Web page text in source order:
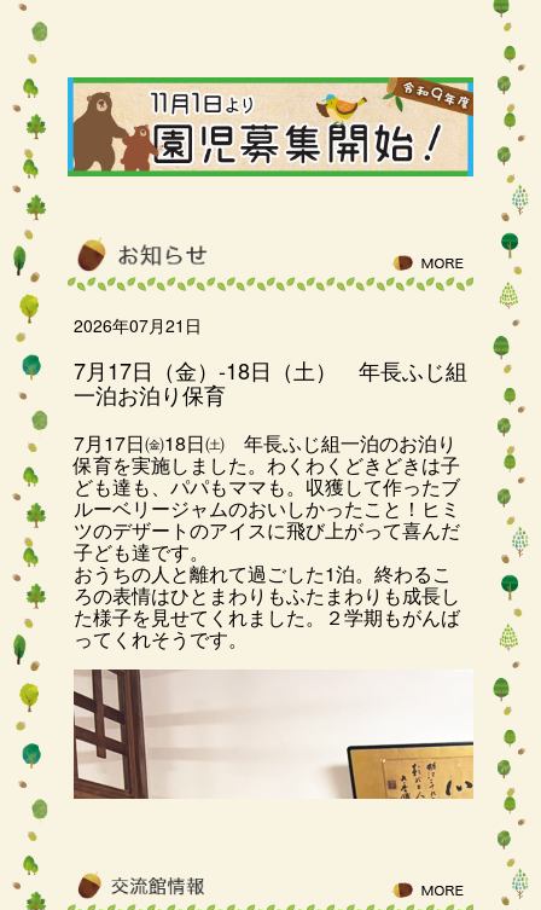
2026年07月21日
7月17日（金）-18日（土） 年長ふじ組
一泊お泊り保育
7月17日㈮18日㈯ 年長ふじ組一泊のお泊り
保育を実施しました。わくわくどきどきは子
ども達も、パパもママも。収獲して作ったブ
ルーベリージャムのおいしかったこと！ヒミ
ツのデザートのアイスに飛び上がって喜んだ
子ども達です。
おうちの人と離れて過ごした1泊。終わるこ
ろの表情はひとまわりもふたまわりも成長し
た様子を見せてくれました。２学期もがんば
ってくれそうです。